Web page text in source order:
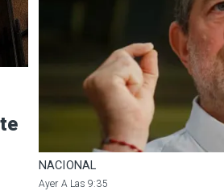
NACIONAL
Ayer A Las 9:35